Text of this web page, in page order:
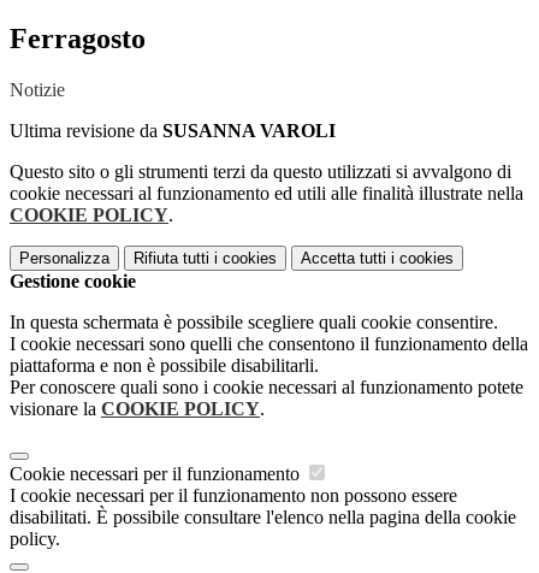
Ferragosto
Notizie
Ultima revisione da SUSANNA VAROLI
Questo sito o gli strumenti terzi da questo utilizzati si avvalgono di
cookie necessari al funzionamento ed utili alle finalità illustrate nella
COOKIE POLICY.
Personalizza Rifiuta tutti i cookies Accetta tutti i cookies
Gestione cookie
In questa schermata è possibile scegliere quali cookie consentire.
I cookie necessari sono quelli che consentono il funzionamento della
piattaforma e non è possibile disabilitarli.
Per conoscere quali sono i cookie necessari al funzionamento potete
visionare la COOKIE POLICY.
Cookie necessari per il funzionamento
I cookie necessari per il funzionamento non possono essere
disabilitati. È possibile consultare l'elenco nella pagina della cookie
policy.